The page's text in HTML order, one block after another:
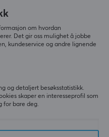
om hvordan
Det gir oss mulighet å jobbe
kundeservice og andre lignende
og detaljert besøksstatistikk.
skaper en interesseprofil som
for bare deg.